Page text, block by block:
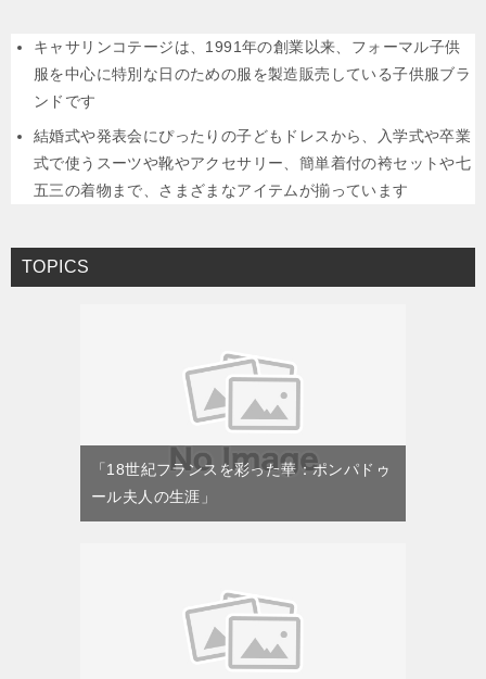
キャサリンコテージは、1991年の創業以来、フォーマル子供
服を中心に特別な日のための服を製造販売している子供服ブラ
ンドです
結婚式や発表会にぴったりの子どもドレスから、入学式や卒業
式で使うスーツや靴やアクセサリー、簡単着付の袴セットや七
五三の着物まで、さまざまなアイテムが揃っています
TOPICS
「18世紀フランスを彩った華：ポンパドゥ
ール夫人の生涯」